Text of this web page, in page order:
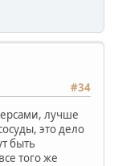
#34
лучше
это дело
быть
того же